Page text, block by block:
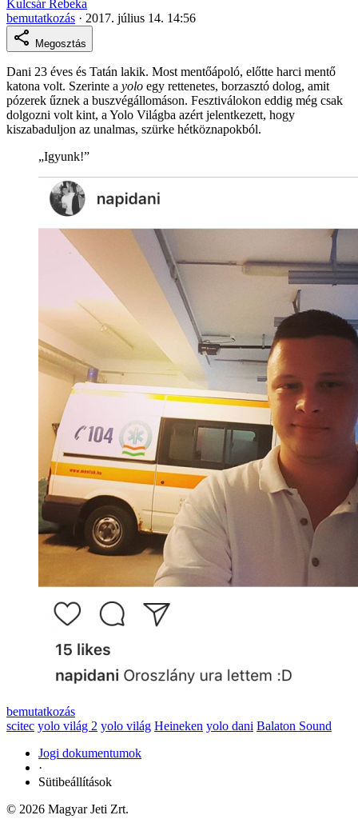
Kulcsár Rebeka
bemutatkozás · 2017. július 14. 14:56
Megosztás
Dani 23 éves és Tatán lakik. Most mentőápoló, előtte harci mentő
katona volt. Szerinte a yolo egy rettenetes, borzasztó dolog, amit
pózerek űznek a buszvégállomáson. Fesztiválokon eddig még csak
dolgozni volt kint, a Yolo Világba azért jelentkezett, hogy
kiszabaduljon az unalmas, szürke hétköznapokból.
„Igyunk!”
bemutatkozás
scitec yolo világ 2 yolo világ Heineken yolo dani Balaton Sound
Jogi dokumentumok
·
Sütibeállítások
© 2026 Magyar Jeti Zrt.